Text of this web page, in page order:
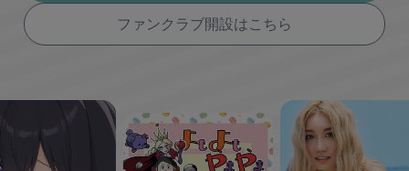
ファンクラブ開設はこちら